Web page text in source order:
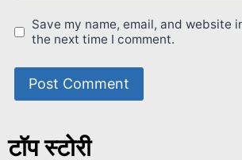
Save my name, email, and website
the next time I comment.
टॉप स्टोरी